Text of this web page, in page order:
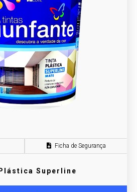
Ficha de Segurança
Superline